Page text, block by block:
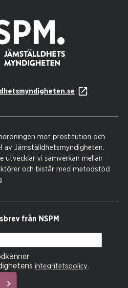
mot prostitution och
av Jämställdhetsmyndigheten.
utvecklar vi samverkan mellan
och bistår med metodstöd
från NSPM
integritetspolicy.